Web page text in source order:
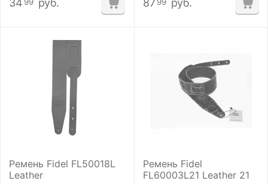
34 руб. 87 руб.
Ремень Fidel FL50018L
Leather
Ремень Fidel
FL60003L21 Leather 21